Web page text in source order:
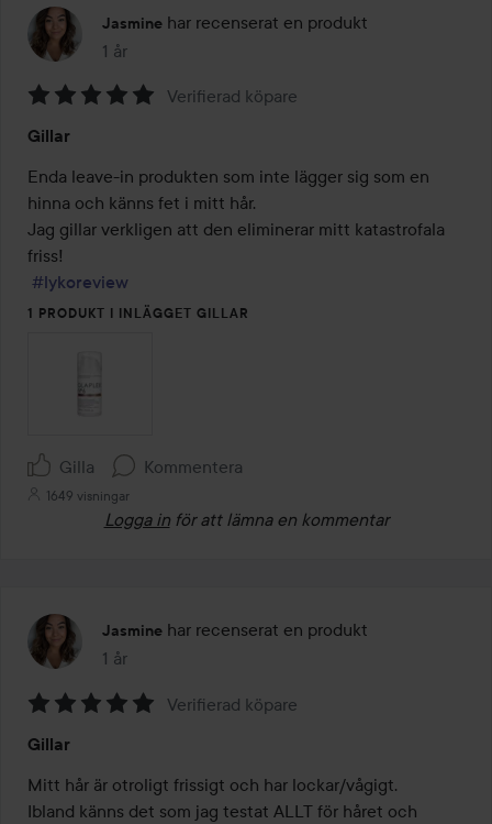
Jasmine har recenserat en produkt
1 år
Inlägget skapades 1 år
5
av
5
Verifierad köpare
Gillar
Enda leave-in produkten som inte lägger sig som en
hinna och känns fet i mitt hår.
Jag gillar verkligen att den eliminerar mitt katastrofala
friss!
#lykoreview
1 PRODUKT I INLÄGGET GILLAR
Gilla Kommentera
1649 visningar
Logga in för att lämna en kommentar
Jasmine har recenserat en produkt
1 år
Inlägget skapades 1 år
5
av
5
Verifierad köpare
Gillar
Mitt hår är otroligt frissigt och har lockar/vågigt.
Ibland känns det som jag testat ALLT för håret och